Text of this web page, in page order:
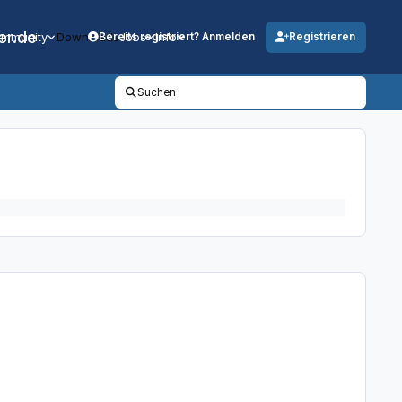
DownloadsJobs Info
Bereits registriert? Anmelden Registrieren
Suchen